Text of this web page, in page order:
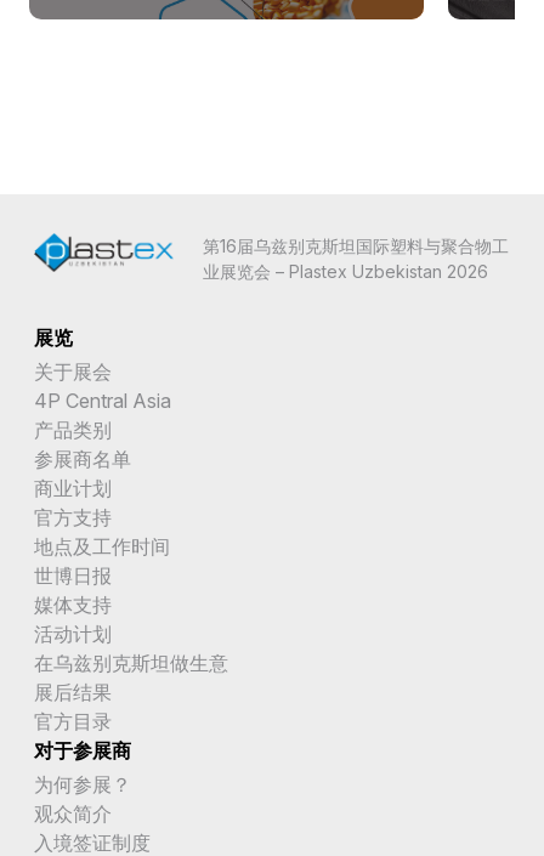
第16届乌兹别克斯坦国际塑料与聚合物工
业展览会 – Plastex Uzbekistan 2026
展览
关于展会
4P Central Asia
产品类别
参展商名单
商业计划
官方支持
地点及工作时间
世博日报
媒体支持
活动计划
在乌兹别克斯坦做生意
展后结果
官方目录
对于参展商
为何参展？
观众简介
入境签证制度